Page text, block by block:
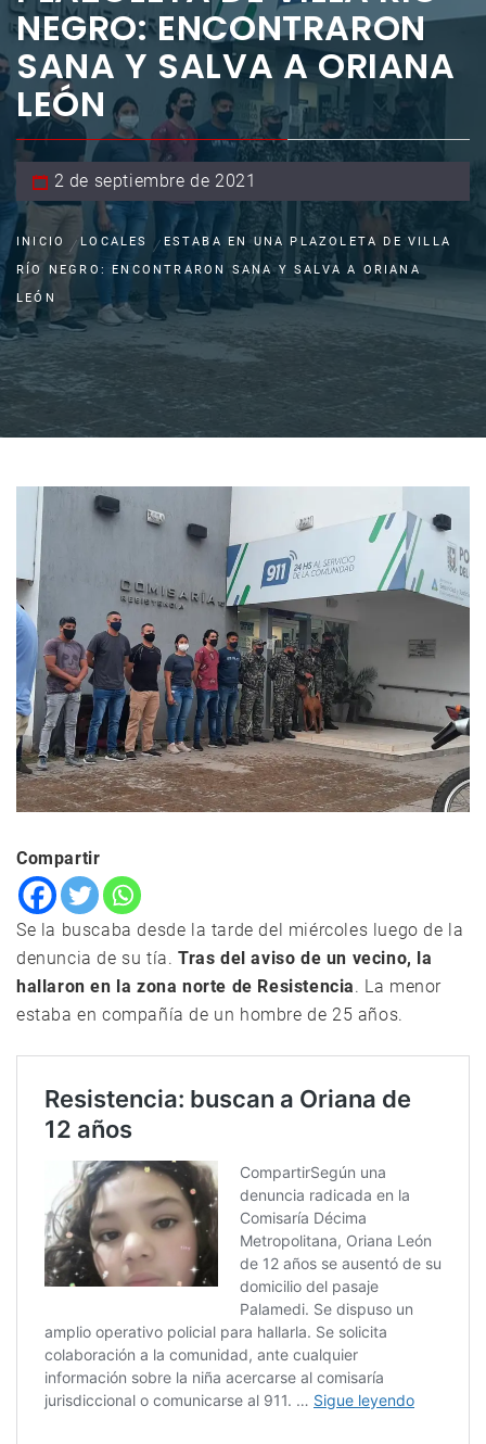
NEGRO: ENCONTRARON
SANA Y SALVA A ORIANA
LEÓN
2 de septiembre de 2021
INICIO LOCALES
ESTABA EN UNA PLAZOLETA DE VILLA
RÍO NEGRO: ENCONTRARON SANA Y SALVA A ORIANA
LEÓN
Compartir
Se la buscaba desde la tarde del miércoles luego de la
denuncia de su tía. Tras del aviso de un vecino, la
hallaron en la zona norte de Resistencia. La menor
estaba en compañía de un hombre de 25 años.